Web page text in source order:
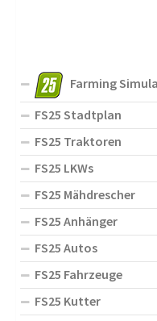
Farming
FS25 Stadtplan
FS25 Traktoren
FS25 LKWs
FS25 Mähdrescher
FS25 Anhänger
FS25 Autos
FS25 Fahrzeuge
FS25 Kutter